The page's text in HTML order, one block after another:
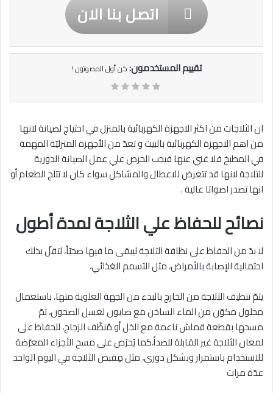
اتصل بنا الان
تقييم المستخدمون:كن أول المصوتون !
ان الثلاجات من اكثر الاجهزة الكهربائية بالمنزل في احتياج لصيانة لانها
من اهم الاجهزة الكهربائية بالبيت و تعدّ من الأجهزة المنزليّة المهمة
في المطبخ فلا غني عنها فيجب الحرص علي عمل الصيانة الدورية
للتلاجة لانها قد تتعرض للاعطال والمشاكل سواء كان لا تتلج الطعام أو
انها تصدر اصواتا عالية .
نصائح للحفاظ علي الثلاجة لمدة أطول
لا بدّ من الحفاظ على نظافة الثلاجة ليبقى ما فيها صحيّاً، لتقلّ بذلك
احتمالية الإصابة بالأمراض، مثل التسمم الغذائي،
يتمّ تنظيف الثلاجة من الخارج بالبدء من الجهة العلوية منها، باستعمال
محلول مكوّن من الماء الساخن مع صابون لغسل الصحون، ثمّ
مسحها بقطعة قماش ناعمة مع الخل أو مُنظّف الزجاج، للحفاظ على
لمعان الثلاجة غير القابلة للصدأ،كما يُحرَص على مسح الأجزاء المعرّضة
للاستخدام باستمرار وبشكل دوري، مثل مِقبض الثلاجة في اليوم الواحد
عدّة مرات